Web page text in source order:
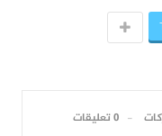
0 تعليقات